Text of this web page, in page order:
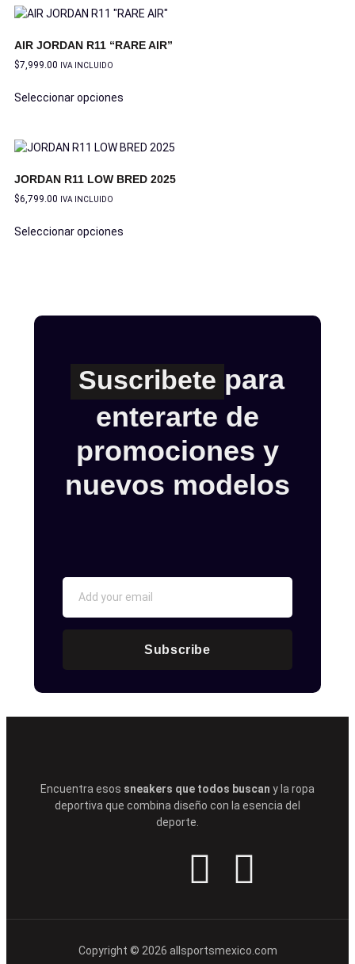
AIR JORDAN R11 “RARE AIR”
$7,999.00 IVA INCLUIDO
Seleccionar opciones
JORDAN R11 LOW BRED 2025
$6,799.00 IVA INCLUIDO
Seleccionar opciones
Suscribete para
enterarte de
promociones y
nuevos modelos
Subscribe
Encuentra esos sneakers que todos buscan y la ropa
deportiva que combina diseño con la esencia del
deporte.
Copyright © 2026 allsportsmexico.com